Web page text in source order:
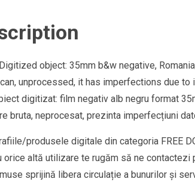
object: 35mm b&w negative,
unprocessed, it has imperfections due
digitizat: film negativ alb negru format
bruta, neprocesat, prezinta imperfecțiuni
produsele digitale din categoria FREE
orice altă utilizare te rugăm să ne contactezi
sprijină libera circulație a bunurilor și